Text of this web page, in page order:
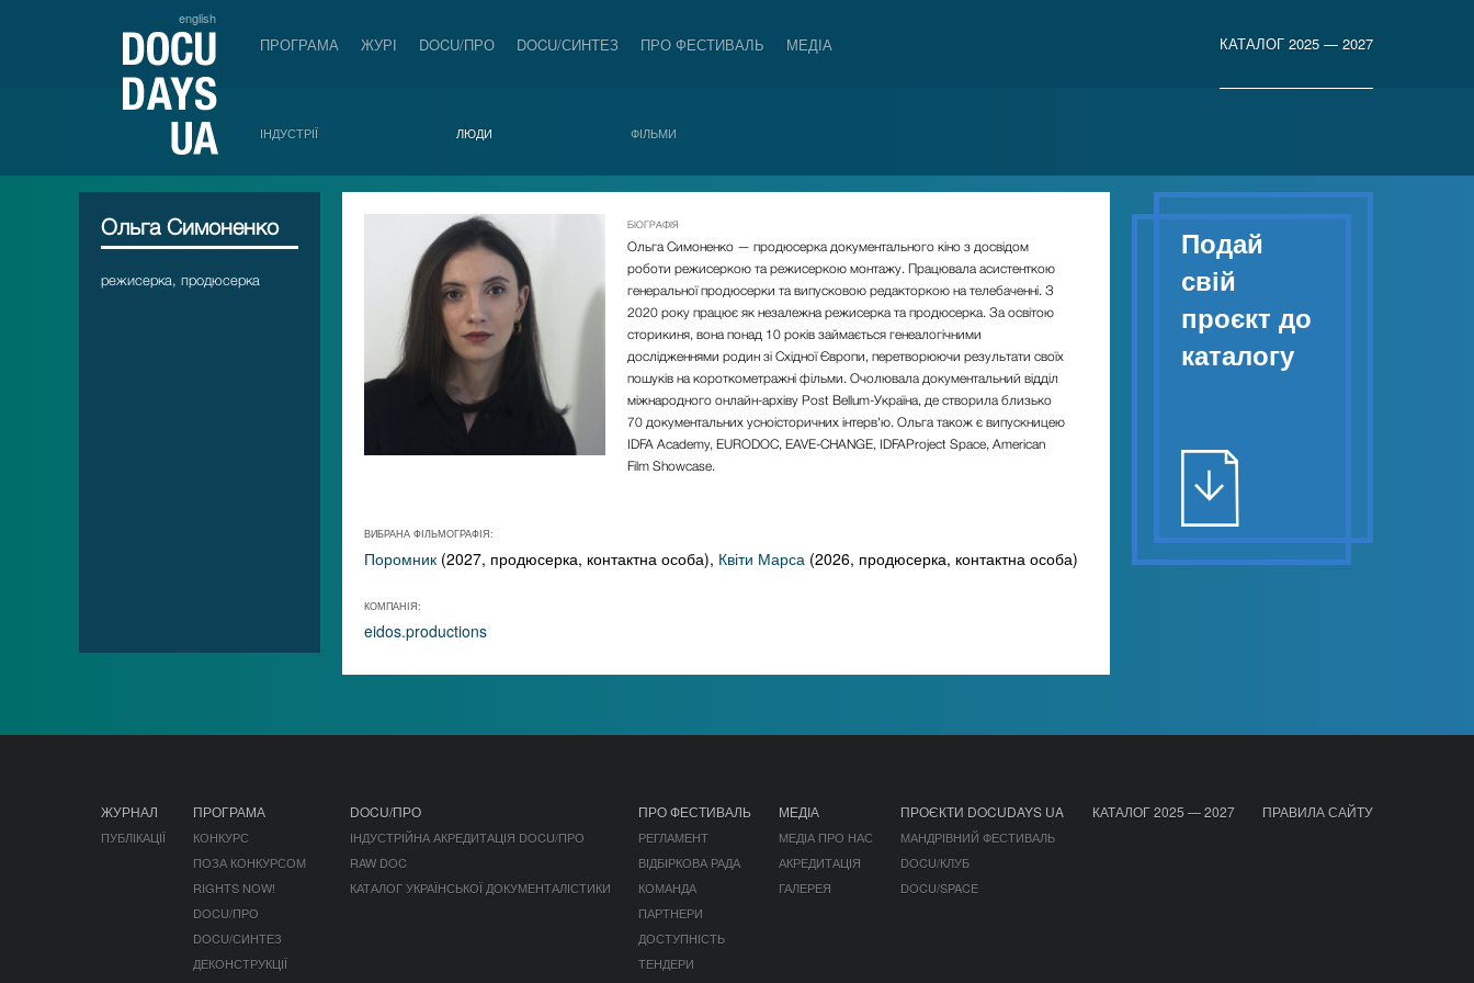
english
ПРОГРАМА ЖУРІ DOCU/ПРО DOCU/СИНТЕЗ ПРО ФЕСТИВАЛЬ МЕДІА КАТАЛОГ 2025 — 2027
ІНДУСТРІЇ ЛЮДИ ФІЛЬМИ
Ольга Симоненко
режисерка, продюсерка
БІОГРАФІЯ
Ольга Симоненко — продюсерка документального кіно з досвідом
роботи режисеркою та режисеркою монтажу. Працювала асистенткою
генеральної продюсерки та випусковою редакторкою на телебаченні. З
2020 року працює як незалежна режисерка та продюсерка. За освітою
сторикиня, вона понад 10 років займається генеалогічними
дослідженнями родин зі Східної Європи, перетворюючи результати своїх
пошуків на короткометражні фільми. Очолювала документальний відділ
міжнародного онлайн-архіву Post Bellum-Україна, де створила близько
70 документальних усноісторичних інтерв'ю. Ольга також є випускницею
IDFA Academy, EURODOC, EAVE-CHANGE, IDFAProject Space, American
Film Showcase.
ВИБРАНА ФІЛЬМОГРАФІЯ:
Поромник (2027, продюсерка, контактна особа), Квіти Марса (2026, продюсерка, контактна особа)
КОМПАНІЯ:
eidos.productions
Подай
свій
проєкт до
каталогу
ЖУРНАЛ
ПУБЛІКАЦІЇ
ПРОГРАМА
КОНКУРС
ПОЗА КОНКУРСОМ
RIGHTS NOW!
DOCU/ПРО
DOCU/СИНТЕЗ
ДЕКОНСТРУКЦІЇ
DOCU/ПРО
ІНДУСТРІЙНА АКРЕДИТАЦІЯ DOCU/ПРО
RAW DOC
КАТАЛОГ УКРАЇНСЬКОЇ ДОКУМЕНТАЛІСТИКИ
ПРО ФЕСТИВАЛЬ
РЕГЛАМЕНТ
ВІДБІРКОВА РАДА
КОМАНДА
ПАРТНЕРИ
ДОСТУПНІСТЬ
ТЕНДЕРИ
МЕДІА
МЕДІА ПРО НАС
АКРЕДИТАЦІЯ
ГАЛЕРЕЯ
ПРОЄКТИ DOCUDAYS UA
МАНДРІВНИЙ ФЕСТИВАЛЬ
DOCU/КЛУБ
DOCU/SPACE
КАТАЛОГ 2025 — 2027 ПРАВИЛА САЙТУ